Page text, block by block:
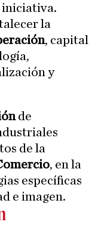
iniciativa.
la
, capital
y
de
de la
, en la
específicas
e imagen.